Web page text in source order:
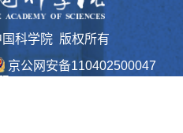
科学院 版权所有
京公网安备110402500047